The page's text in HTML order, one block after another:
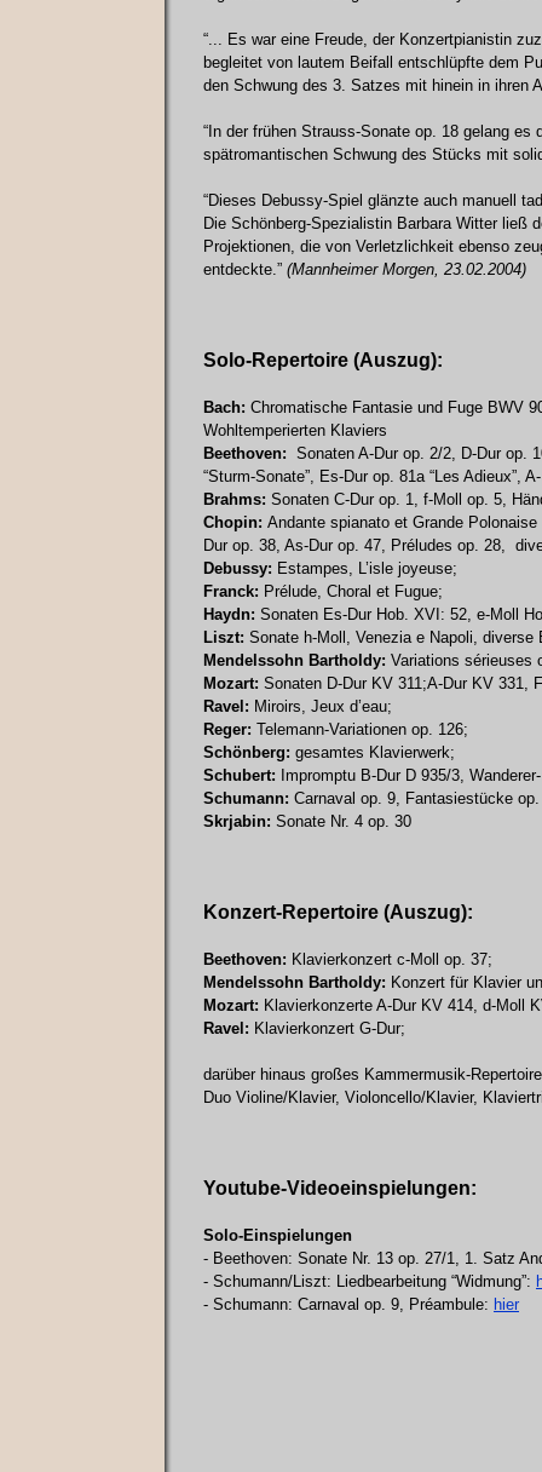
“... Es war eine Freude, der Konzertpianistin
begleitet von lautem Beifall entschlüpfte dem
den Schwung des 3. Satzes mit hinein in ihren
“In der frühen Strauss-Sonate op. 18 gelang
spätromantischen Schwung des Stücks mit
“Dieses Debussy-Spiel glänzte auch manuell
Die Schönberg-Spezialistin Barbara Witter ließ
Projektionen, die von Verletzlichkeit ebenso
entdeckte.” (Mannheimer Morgen, 23.02.2004)
Solo-Repertoire (Auszug):
Bach: Chromatische Fantasie und Fuge BWV
Wohltemperierten Klaviers
Beethoven: Sonaten A-Dur op. 2/2, D-Dur op.
“Sturm-Sonate”, Es-Dur op. 81a “Les Adieux”,
Brahms: Sonaten C-Dur op. 1, f-Moll op. 5,
Chopin: Andante spianato et Grande
Dur op. 38, As-Dur op. 47, Préludes op. 28,
Debussy: Estampes, L’isle joyeuse;
Franck: Prélude, Choral et Fugue;
Haydn: Sonaten Es-Dur Hob. XVI: 52, e-Moll
Liszt: Sonate h-Moll, Venezia e Napoli, diverse
Mendelssohn Bartholdy: Variations sérieuses
Mozart: Sonaten D-Dur KV 311;A-Dur KV 331,
Ravel: Miroirs, Jeux d’eau;
Reger: Telemann-Variationen op. 126;
Schönberg: gesamtes Klavierwerk;
Schubert: Impromptu B-Dur D 935/3,
Schumann: Carnaval op. 9, Fantasiestücke
Skrjabin: Sonate Nr. 4 op. 30
Konzert-Repertoire (Auszug):
Beethoven: Klavierkonzert c-Moll op. 37;
Mendelssohn Bartholdy: Konzert für Klavier
Mozart: Klavierkonzerte A-Dur KV 414, d-Moll
Ravel: Klavierkonzert G-Dur;
darüber hinaus großes Kammermusik-
Duo Violine/Klavier, Violoncello/Klavier,
Youtube-Videoeinspielungen:
Solo-Einspielungen
- Beethoven: Sonate Nr. 13 op. 27/1, 1. Satz
- Schumann/Liszt: Liedbearbeitung “Widmung”:
- Schumann: Carnaval op. 9, Préambule: hier